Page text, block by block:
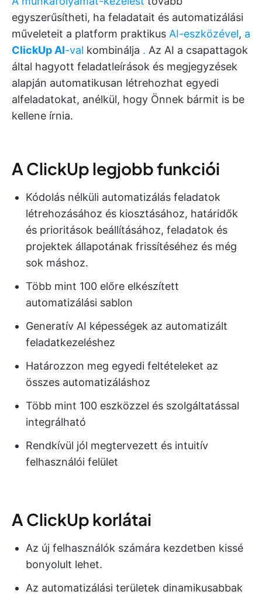
egyszerűsítheti, ha feladatait és automatizálási
műveleteit a platform praktikus AI-eszközével, a
ClickUp AI-val kombinálja . Az AI a csapattagok
által hagyott feladatleírások és megjegyzések
alapján automatikusan létrehozhat egyedi
alfeladatokat, anélkül, hogy Önnek bármit is be
kellene írnia.
A ClickUp legjobb funkciói
Kódolás nélküli automatizálás feladatok
létrehozásához és kiosztásához, határidők
és prioritások beállításához, feladatok és
projektek állapotának frissítéséhez és még
sok máshoz.
Több mint 100 előre elkészített
automatizálási sablon
Generatív AI képességek az automatizált
feladatkezeléshez
Határozzon meg egyedi feltételeket az
összes automatizáláshoz
Több mint 100 eszközzel és szolgáltatással
integrálható
Rendkívül jól megtervezett és intuitív
felhasználói felület
A ClickUp korlátai
Az új felhasználók számára kezdetben kissé
bonyolult lehet.
Az automatizálási területek dinamikusabbak